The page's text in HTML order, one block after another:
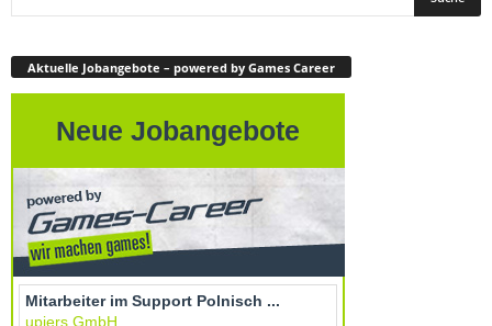
Aktuelle Jobangebote – powered by Games Career